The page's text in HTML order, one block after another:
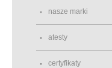
nasze marki
atesty
certyfikaty